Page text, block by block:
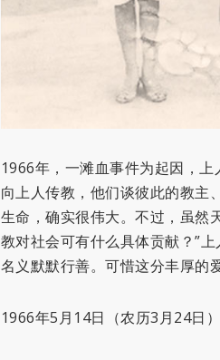
1966年，一滩血事件为起因，
向上人传教，他们谈彼此的教主
生命，确实很伟大。不过，虽然
教对社会可有什么具体贡献？”
名义默默行善。可惜这分丰厚的
1966年5月14日（农历3月24日